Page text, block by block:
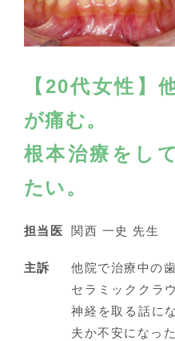
【20代女性】
が痛む。
根本治療をし
たい。
担当医 関西 一史 先生
主訴
他院で治療中の
セラミッククラ
神経を取る話に
夫か不安になった